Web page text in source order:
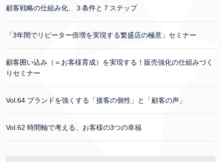
顧客戦略の仕組み化、３条件と７ステップ
「3年間でリピーター倍増を実現する繁盛店の極意」セミナー
顧客囲い込み（＝お客様育成）を実現する！販売強化の仕組みづく
りセミナー
Vol.64 ブランドを強くする「接客の個性」と「顧客の声」
Vol.62 時間軸で考える、お客様の3つの幸福